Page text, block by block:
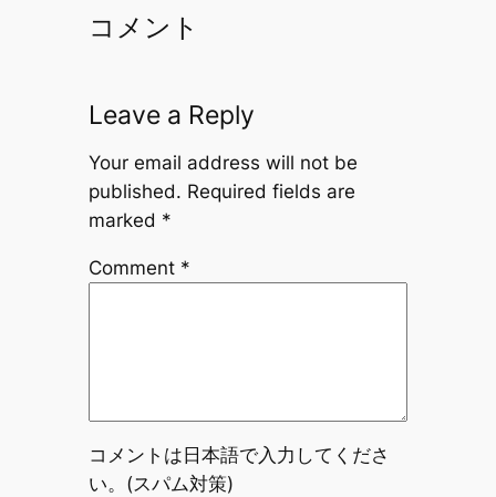
コメント
Leave a Reply
Your email address will not be
published. Required fields are
marked *
Comment *
コメントは日本語で入力してくださ
い。(スパム対策)